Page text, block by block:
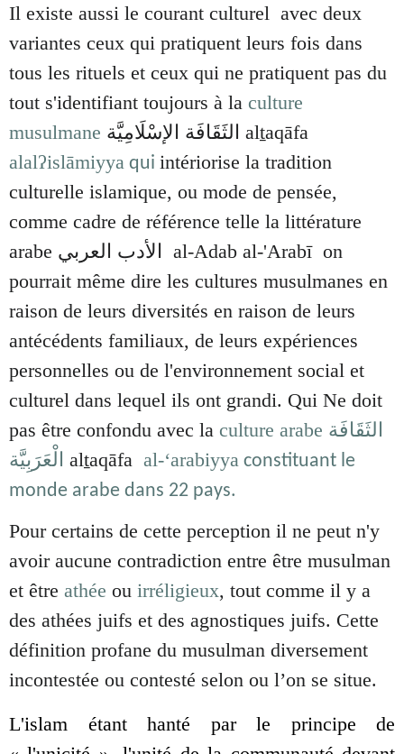
Il existe aussi le courant culturel avec deux
variantes ceux qui pratiquent leurs fois dans
tous les rituels et ceux qui ne pratiquent pas du
tout s'identifiant toujours à la culture
musulmane
الثَقَافَة الإسْلَامِيَّة alṯaqāfa
alalʔislāmiyya qui intériorise la tradition
culturelle islamique, ou mode de pensée,
comme cadre de référence telle la littérature
arabe الأدب العربي al-Adab al-'Arabī on
pourrait même dire les cultures musulmanes en
raison de leurs diversités en raison de leurs
antécédents familiaux, de leurs expériences
personnelles ou de l'environnement social et
culturel dans lequel ils ont grandi. Qui Ne doit
pas être confondu avec la culture arabe
alṯaqāfa al-‘arabiyya constituant le
monde arabe dans 22 pays.
Pour certains de cette perception il ne peut n'y
avoir aucune contradiction entre être musulman
et être athée ou irréligieux, tout comme il y a
des athées juifs et des agnostiques juifs. Cette
définition profane du musulman diversement
incontestée ou contesté selon ou l’on se situe.
L'islam étant hanté par le principe de